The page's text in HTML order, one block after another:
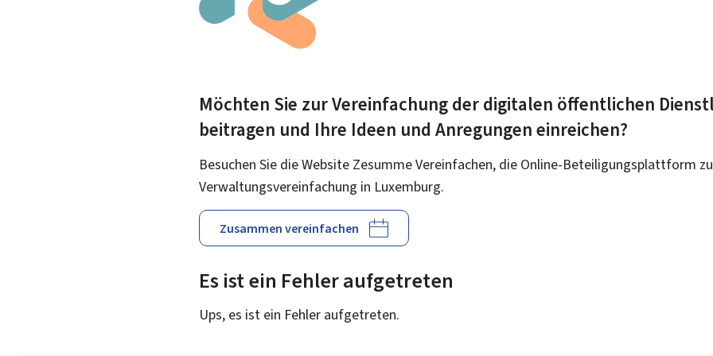
Möchten Sie zur Vereinfachung der digitalen öffentlichen
beitragen und Ihre Ideen und Anregungen einreichen?
Besuchen Sie die Website Zesumme Vereinfachen, die Online-Beteiligungsplattform
Verwaltungsvereinfachung in Luxemburg.
Zusammen vereinfachen
Es ist ein Fehler aufgetreten
Ups, es ist ein Fehler aufgetreten.